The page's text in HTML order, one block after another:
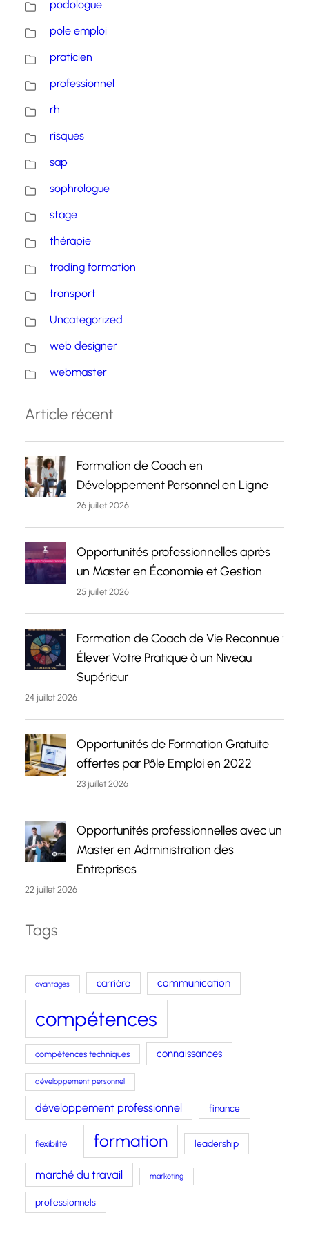
podologue
pole emploi
praticien
professionnel
rh
risques
sap
sophrologue
stage
thérapie
trading formation
transport
Uncategorized
web designer
webmaster
Article récent
Formation de Coach en
Développement Personnel en Ligne
26 juillet 2026
Opportunités professionnelles après
un Master en Économie et Gestion
25 juillet 2026
Formation de Coach de Vie Reconnue :
Élever Votre Pratique à un Niveau
Supérieur
24 juillet 2026
Opportunités de Formation Gratuite
offertes par Pôle Emploi en 2022
23 juillet 2026
Opportunités professionnelles avec un
Master en Administration des
Entreprises
22 juillet 2026
Tags
avantages carrière communication
compétences
compétences techniques connaissances
développement personnel
développement professionnel finance
flexibilité formation leadership
marché du travail marketing
professionnels